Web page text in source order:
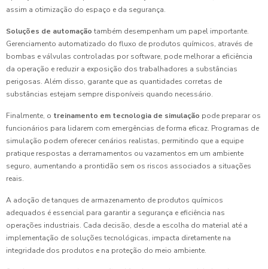
assim a otimização do espaço e da segurança.
Soluções de automação também desempenham um papel importante.
Gerenciamento automatizado do fluxo de produtos químicos, através de
bombas e válvulas controladas por software, pode melhorar a eficiência
da operação e reduzir a exposição dos trabalhadores a substâncias
perigosas. Além disso, garante que as quantidades corretas de
substâncias estejam sempre disponíveis quando necessário.
Finalmente, o treinamento em tecnologia de simulação pode preparar os
funcionários para lidarem com emergências de forma eficaz. Programas de
simulação podem oferecer cenários realistas, permitindo que a equipe
pratique respostas a derramamentos ou vazamentos em um ambiente
seguro, aumentando a prontidão sem os riscos associados a situações
reais.
A adoção de tanques de armazenamento de produtos químicos
adequados é essencial para garantir a segurança e eficiência nas
operações industriais. Cada decisão, desde a escolha do material até a
implementação de soluções tecnológicas, impacta diretamente na
integridade dos produtos e na proteção do meio ambiente.